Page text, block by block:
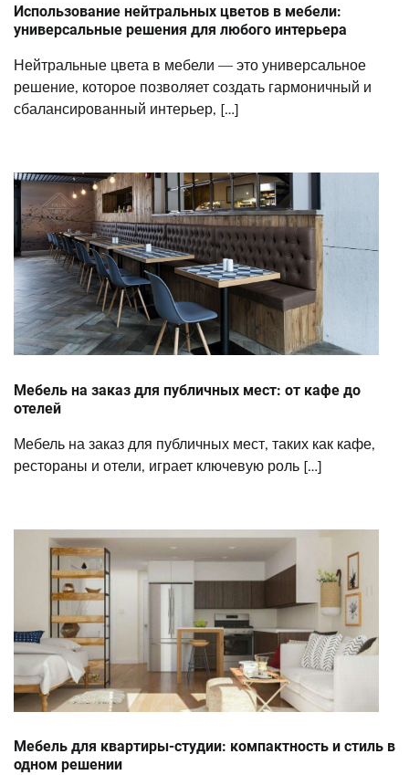
Использование нейтральных цветов в мебели:
универсальные решения для любого интерьера
Нейтральные цвета в мебели — это универсальное
решение, которое позволяет создать гармоничный и
сбалансированный интерьер, […]
Мебель на заказ для публичных мест: от кафе до
отелей
Мебель на заказ для публичных мест, таких как кафе,
рестораны и отели, играет ключевую роль […]
Мебель для квартиры-студии: компактность и стиль в
одном решении